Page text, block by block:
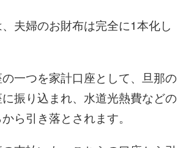
夫婦のお財布は完全に1本化し
一つを家計口座として、旦那の
振り込まれ、水道光熱費などの
ら引き落とされます。